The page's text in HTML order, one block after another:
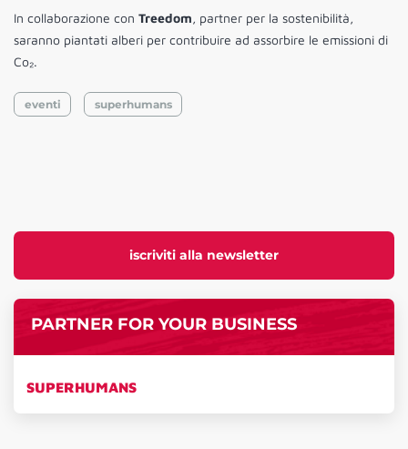
iscriviti alla newsletter
PARTNER FOR YOUR BUSINESS
SUPERHUMANS
In collaborazione con Treedom, partner per la sostenibilità,
saranno piantati alberi per contribuire ad assorbire le emissioni di
Co₂.
eventi superhumans